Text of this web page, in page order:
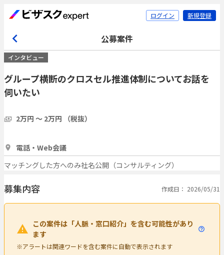
ログイン 新規登録
公募案件
インタビュー
グループ横断のクロスセル推進体制についてお話を
伺いたい
2万円 〜 2万円 （税抜）
電話・Web会議
マッチングした方へのみ社名公開（コンサルティング）
募集内容 作成日： 2026/05/31
この案件は「人脈・窓口紹介」を含む可能性があり
ます
※アラートは関連ワードを含む案件に自動で表示されます